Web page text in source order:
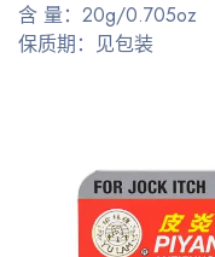
含 量：
保质期：见包装